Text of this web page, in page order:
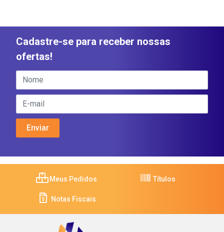
Cadastre-se para receber nossas
ofertas!
Meus Pedidos Títulos
Notas Fiscais